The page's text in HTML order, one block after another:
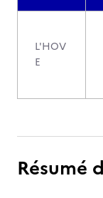
L'HOV
E
Résumé